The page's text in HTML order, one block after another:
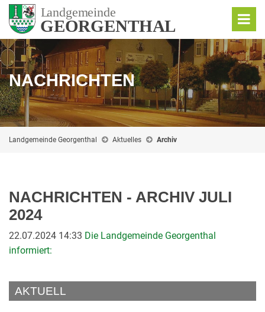
NACHRICHTEN
Landgemeinde Georgenthal Aktuelles Archiv
NACHRICHTEN - ARCHIV JULI
2024
22.07.2024 14:33 Die Landgemeinde Georgenthal
informiert:
AKTUELL